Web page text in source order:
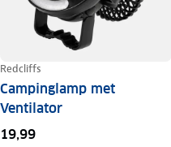
Redcliffs
Campinglamp met
Ventilator
19,99